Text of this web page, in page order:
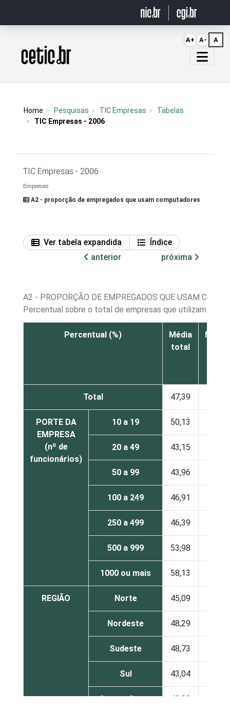
Página inicial
Home Pesquisas TIC Empresas
Tabelas
TIC Empresas - 2006
TIC Empresas - 2006
Empresas
A2 - proporção de empregados que usam computadores
Ver tabela expandida
Índice
anterior
próxima
A2 - PROPORÇÃO DE EMPREGADOS QUE USAM
Percentual sobre o total de empresas que utilizam
Percentual (%)
Média
total
Total 47,39
PORTE DA
EMPRESA
(nº de
funcionários)
10 a 19 50,13
20 a 49 43,15
50 a 99 43,96
100 a 249 46,91
250 a 499 46,39
500 a 999 53,98
1000 ou mais 58,13
REGIÃO Norte 45,09
Nordeste 48,29
Sudeste 48,73
Sul 43,04
Centro Oeste 49,00
A+ A- A